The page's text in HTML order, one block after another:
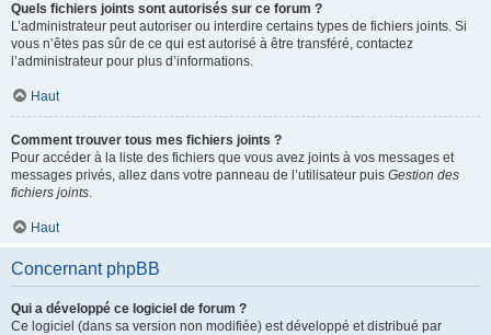
Quels fichiers joints sont autorisés sur ce forum ?
L’administrateur peut autoriser ou interdire certains types de fichiers joints. Si
vous n’êtes pas sûr de ce qui est autorisé à être transféré, contactez
l’administrateur pour plus d’informations.
Haut
Comment trouver tous mes fichiers joints ?
Pour accéder à la liste des fichiers que vous avez joints à vos messages et
messages privés, allez dans votre panneau de l’utilisateur puis Gestion des
fichiers joints.
Haut
Concernant phpBB
Qui a développé ce logiciel de forum ?
Ce logiciel (dans sa version non modifiée) est développé et distribué par